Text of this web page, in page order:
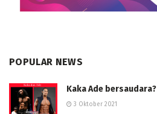
POPULAR NEWS
Kaka Ade bersaudara?
3 Oktober 2021